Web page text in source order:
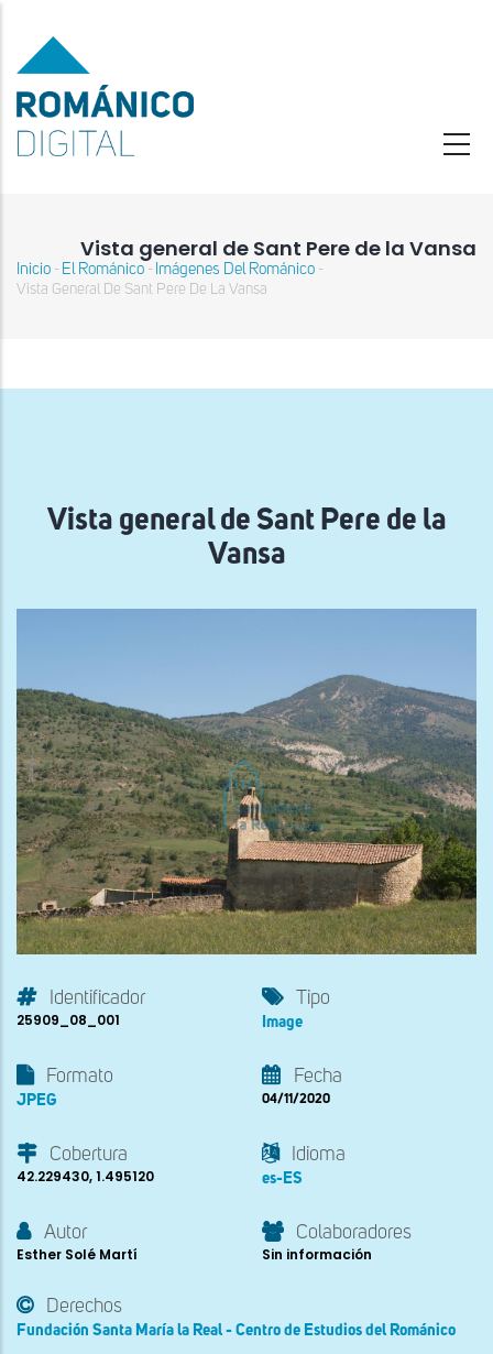
contenido
principal
Vista general de Sant Pere de la Vansa
Sobrescribir
ayuda
Inicio - El Románico - Imágenes Del Románico -
Vista General De Sant Pere De La Vansa
Vista general de Sant Pere de la
Vansa
Identificador
25909_08_001
Tipo
Image
Formato
JPEG
Fecha
04/11/2020
Cobertura
42.229430, 1.495120
Idioma
es-ES
Autor
Esther Solé Martí
Colaboradores
Sin información
Derechos
Fundación Santa María la Real - Centro de Estudios del Románico